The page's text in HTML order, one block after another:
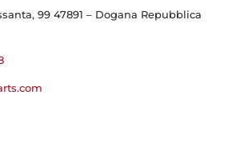
99 47891 – Dogana Repubblica